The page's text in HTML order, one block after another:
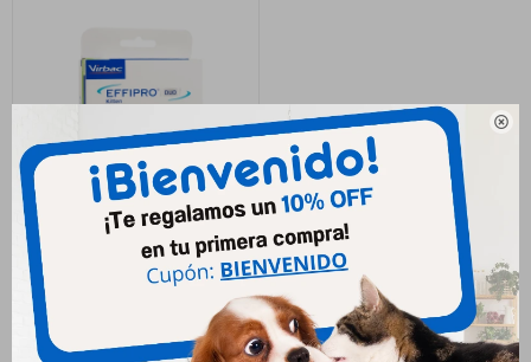

Effipro Duo Kitten Menos De
6 Kg